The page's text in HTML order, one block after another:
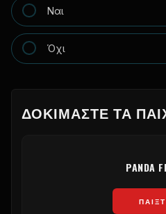
Ναι
Όχι
ΔΟΚΙΜΆΣΤΕ ΤΑ
PANDA